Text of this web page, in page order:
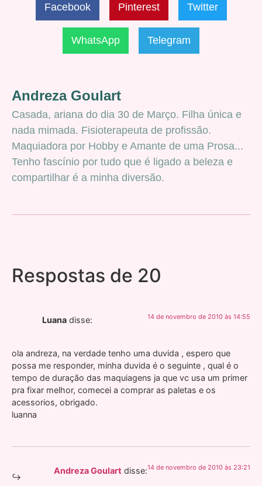
Facebook Pinterest Twitter
WhatsApp Telegram
Andreza Goulart
Casada, ariana do dia 30 de Março. Filha única e
nada mimada. Fisioterapeuta de profissão.
Maquiadora por Hobby e Amante de uma Prosa...
Tenho fascínio por tudo que é ligado a beleza e
compartilhar é a minha diversão.
Respostas de 20
Luana disse: 14 de novembro de 2010 às 14:55
ola andreza, na verdade tenho uma duvida , espero que
possa me responder, minha duvida é o seguinte , qual é o
tempo de duração das maquiagens ja que vc usa um primer
pra fixar melhor, comecei a comprar as paletas e os
acessorios, obrigado.
luanna
Andreza Goulart disse:14 de novembro de 2010 às 23:21